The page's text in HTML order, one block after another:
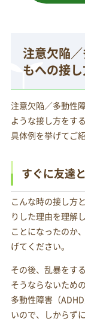
注意欠陥
もへの接
注意欠陥／多動性
ような接し方をす
具体例を挙げてご
すぐに友達
こんな時の接し方
りした理由を理解
ことになったのか
げてください。
その後、乱暴をす
そうならないため
多動性障害（
いので、しからず